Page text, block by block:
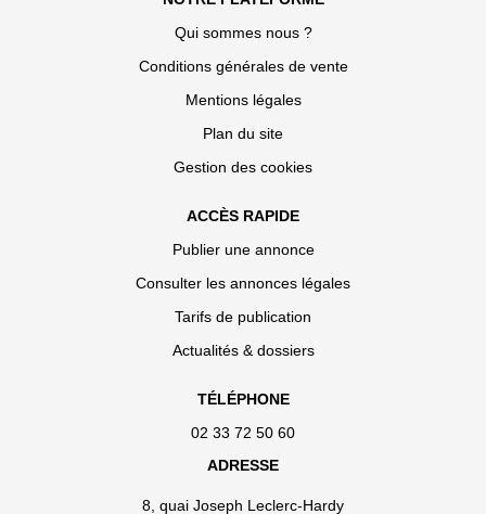
Qui sommes nous ?
Conditions générales de vente
Mentions légales
Plan du site
Gestion des cookies
ACCÈS RAPIDE
Publier une annonce
Consulter les annonces légales
Tarifs de publication
Actualités & dossiers
TÉLÉPHONE
02 33 72 50 60
ADRESSE
8, quai Joseph Leclerc-Hardy